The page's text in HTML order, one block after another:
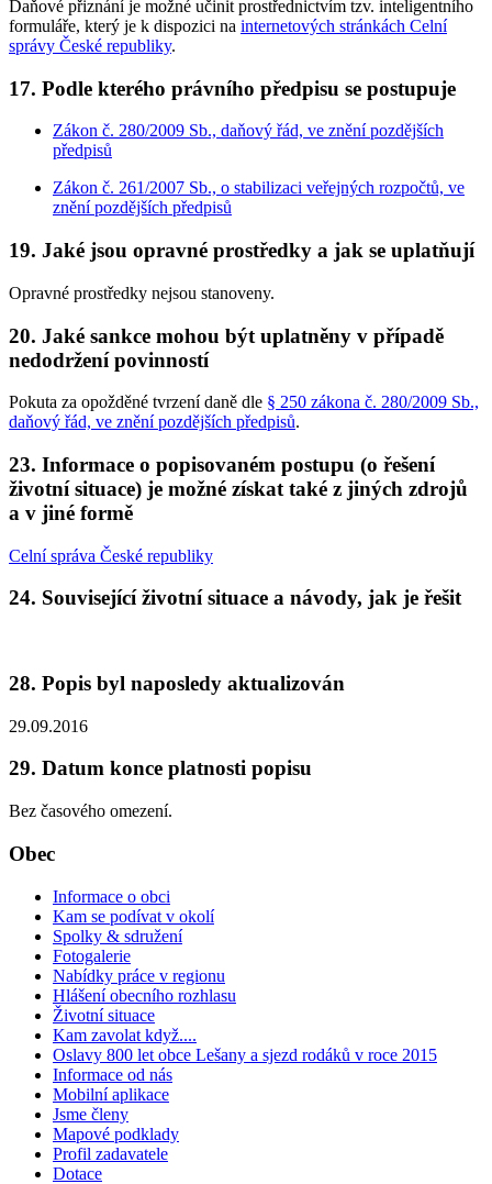
Daňové přiznání je možné učinit prostřednictvím tzv. inteligentního
formuláře, který je k dispozici na internetových stránkách Celní
správy České republiky.
17. Podle kterého právního předpisu se postupuje
Zákon č. 280/2009 Sb., daňový řád, ve znění pozdějších
předpisů
Zákon č. 261/2007 Sb., o stabilizaci veřejných rozpočtů, ve
znění pozdějších předpisů
19. Jaké jsou opravné prostředky a jak se uplatňují
Opravné prostředky nejsou stanoveny.
20. Jaké sankce mohou být uplatněny v případě
nedodržení povinností
Pokuta za opožděné tvrzení daně dle § 250 zákona č. 280/2009 Sb.,
daňový řád, ve znění pozdějších předpisů.
23. Informace o popisovaném postupu (o řešení
životní situace) je možné získat také z jiných zdrojů
a v jiné formě
Celní správa České republiky
24. Související životní situace a návody, jak je řešit
28. Popis byl naposledy aktualizován
29.09.2016
29. Datum konce platnosti popisu
Bez časového omezení.
Obec
Informace o obci
Kam se podívat v okolí
Spolky & sdružení
Fotogalerie
Nabídky práce v regionu
Hlášení obecního rozhlasu
Životní situace
Kam zavolat když....
Oslavy 800 let obce Lešany a sjezd rodáků v roce 2015
Informace od nás
Mobilní aplikace
Jsme členy
Mapové podklady
Profil zadavatele
Dotace